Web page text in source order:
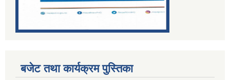
बजेट तथा कार्यक्रम पुस्तिका